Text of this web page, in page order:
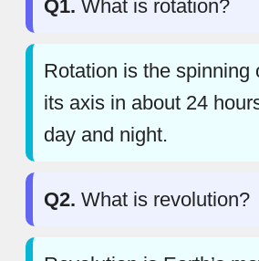
Q1. What is rotation?
Rotation is the spinning
its axis in about 24
day and night.
Q2. What is revolution?